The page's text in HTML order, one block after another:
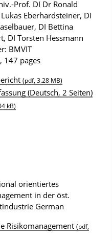
Prof. DI Dr Ronald
Eberhardsteiner, DI
DI Bettina
DI Torsten Hessmann
BMVIT
147 pages
(pdf, 3.28 MB)
(Deutsch, 2 Seiten)
kB)
orientiertes
in der öst.
German
Risikomanagement (pdf,